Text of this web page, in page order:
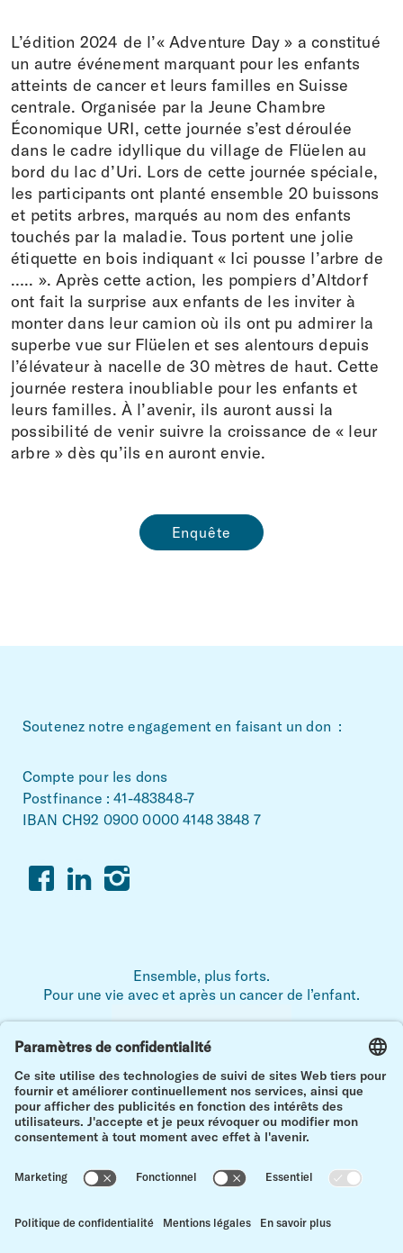
L’édition 2024 de l’« Adventure Day » a constitué
un autre événement marquant pour les enfants
atteints de cancer et leurs familles en Suisse
centrale. Organisée par la Jeune Chambre
Économique URI, cette journée s’est déroulée
dans le cadre idyllique du village de Flüelen au
bord du lac d’Uri. Lors de cette journée spéciale,
les participants ont planté ensemble 20 buissons
et petits arbres, marqués au nom des enfants
touchés par la maladie. Tous portent une jolie
étiquette en bois indiquant « Ici pousse l’arbre de
….. ». Après cette action, les pompiers d’Altdorf
ont fait la surprise aux enfants de les inviter à
monter dans leur camion où ils ont pu admirer la
superbe vue sur Flüelen et ses alentours depuis
l’élévateur à nacelle de 30 mètres de haut. Cette
journée restera inoubliable pour les enfants et
leurs familles. À l’avenir, ils auront aussi la
possibilité de venir suivre la croissance de « leur
arbre » dès qu’ils en auront envie.
Enquête
Soutenez notre engagement en faisant un don :
Compte pour les dons
Postfinance : 41-483848-7
IBAN CH92 0900 0000 4148 3848 7
FacebookLinkedinInstagram
Ensemble, plus forts.
Pour une vie avec et après un cancer de l’enfant.